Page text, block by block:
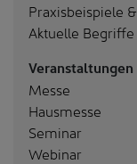
Praxisbeispiele
Aktuelle Begriffe
Veranstaltungen
Messe
Hausmesse
Seminar
Webinar